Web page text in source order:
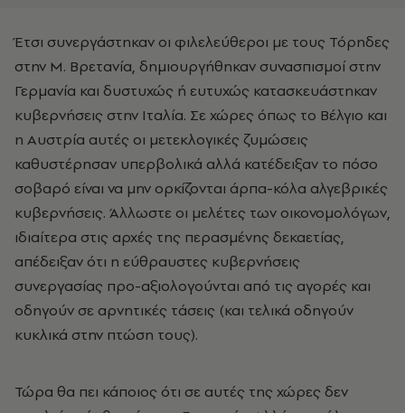
Έτσι συνεργάστηκαν οι φιλελεύθεροι με τους Τόρηδες
στην Μ. Βρετανία, δημιουργήθηκαν συνασπισμοί στην
Γερμανία και δυστυχώς ή ευτυχώς κατασκευάστηκαν
κυβερνήσεις στην Ιταλία. Σε χώρες όπως το Βέλγιο και
η Αυστρία αυτές οι μετεκλογικές ζυμώσεις
καθυστέρησαν υπερβολικά αλλά κατέδειξαν το πόσο
σοβαρό είναι να μην ορκίζονται άρπα-κόλα αλγεβρικές
κυβερνήσεις. Άλλωστε οι μελέτες των οικονομολόγων,
ιδιαίτερα στις αρχές της περασμένης δεκαετίας,
απέδειξαν ότι η εύθραυστες κυβερνήσεις
συνεργασίας προ-αξιολογούνται από τις αγορές και
οδηγούν σε αρνητικές τάσεις (και τελικά οδηγούν
κυκλικά στην πτώση τους).
Τώρα θα πει κάποιος ότι σε αυτές της χώρες δεν